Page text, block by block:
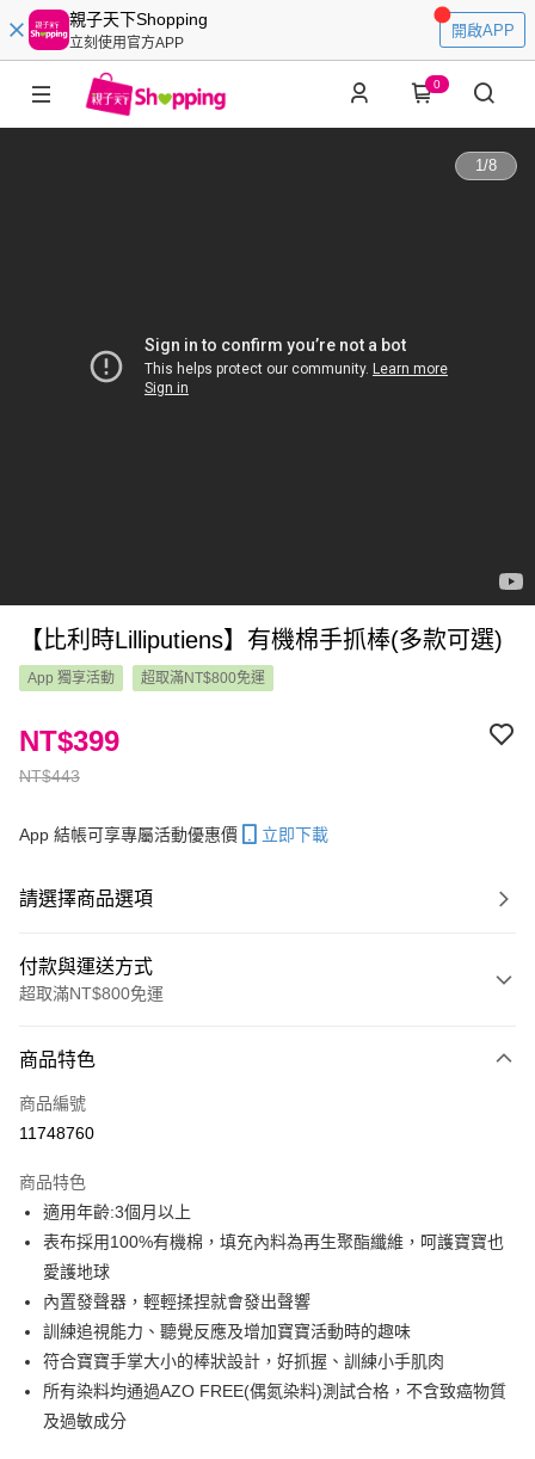
親子天下Shopping
立刻使用官方APP
開啟APP
0
1/8
【比利時Lilliputiens】有機棉手抓棒(多款可選)
App 獨享活動 超取滿NT$800免運
NT$443
NT$399
App 結帳可享專屬活動優惠價 立即下載
請選擇商品選項
付款與運送方式
超取滿NT$800免運
信用卡一次付款
LINE Pay
大哥付你分期
相關說明
【大哥付你分期使用說明】
1.本服務由台灣大哥大提供，台灣大哥大用戶可立即使用無須另外申請。
2.付款方式選擇「大哥付你分期」，訂單成立後會自動跳轉到大哥付的交易
流程，驗證手機門號後，選擇欲分期的期數、繳款截止日，確認付款後即完
3.實際核准額度、可分期數及費用金額請依後續交易確認頁面所載為準。
4.訂單成立30分鐘內，如未前往確認交易或遇審核未通過，訂單將自動取
消。如遇「轉專審核」未通過狀況，表示未達大哥付你分期系統評分，恕無
法說明評估內容。
AFTEE先享後付
相關說明
【關於「AFTEE先享後付」】
AFTEE先享後付是「在收到商品之後才付款」的支付方式。 讓您購物簡單
便利好安心！
１．簡單：不需註冊會員、不需綁卡、不需儲值。
２．便利：只要手機號碼，簡訊認證，即可結帳。
ATM付款
運送方式
商品特色
商品編號
11748760
商品特色
適用年齡:3個月以上
表布採用100%有機棉，填充內料為再生聚酯纖維，呵護寶寶也
愛護地球
內置發聲器，輕輕揉捏就會發出聲響
訓練追視能力、聽覺反應及增加寶寶活動時的趣味
符合寶寶手掌大小的棒狀設計，好抓握、訓練小手肌肉
所有染料均通過AZO FREE(偶氮染料)測試合格，不含致癌物質
及過敏成分